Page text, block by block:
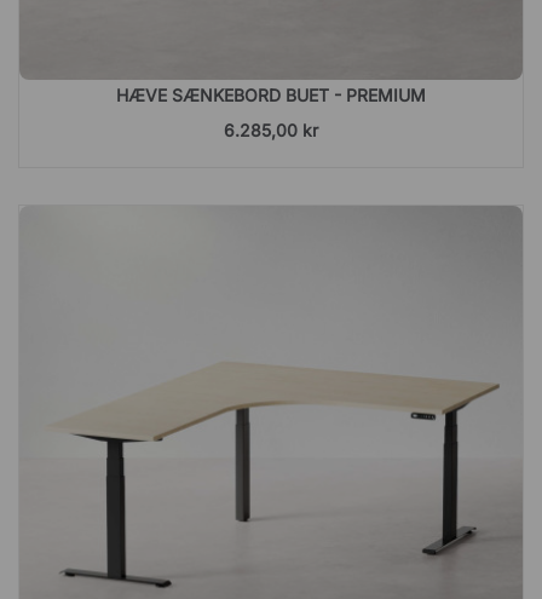
HÆVE SÆNKEBORD BUET - PREMIUM
6.285,00 kr